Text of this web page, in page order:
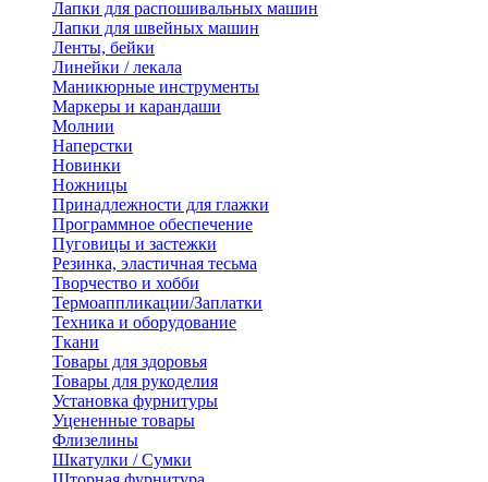
Лапки для распошивальных машин
Лапки для швейных машин
Ленты, бейки
Линейки / лекала
Маникюрные инструменты
Маркеры и карандаши
Молнии
Наперстки
Новинки
Ножницы
Принадлежности для глажки
Программное обеспечение
Пуговицы и застежки
Резинка, эластичная тесьма
Творчество и хобби
Термоаппликации/Заплатки
Техника и оборудование
Ткани
Товары для здоровья
Товары для рукоделия
Установка фурнитуры
Уцененные товары
Флизелины
Шкатулки / Сумки